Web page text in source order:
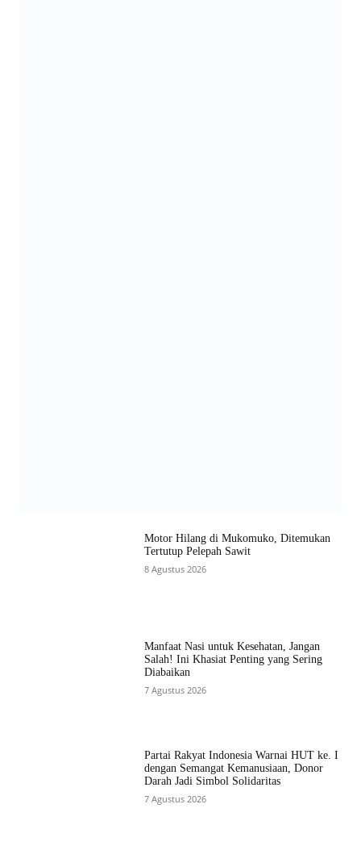
Motor Hilang di Mukomuko, Ditemukan
Tertutup Pelepah Sawit
8 Agustus 2026
Manfaat Nasi untuk Kesehatan, Jangan
Salah! Ini Khasiat Penting yang Sering
Diabaikan
7 Agustus 2026
Partai Rakyat Indonesia Warnai HUT ke. I
dengan Semangat Kemanusiaan, Donor
Darah Jadi Simbol Solidaritas
7 Agustus 2026